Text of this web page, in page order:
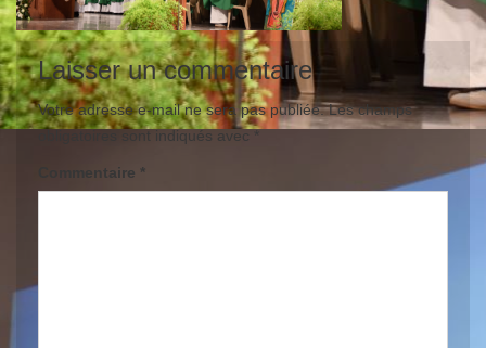
Laisser un commentaire
Votre adresse e-mail ne sera pas publiée. Les champs
obligatoires sont indiqués avec *
Commentaire *